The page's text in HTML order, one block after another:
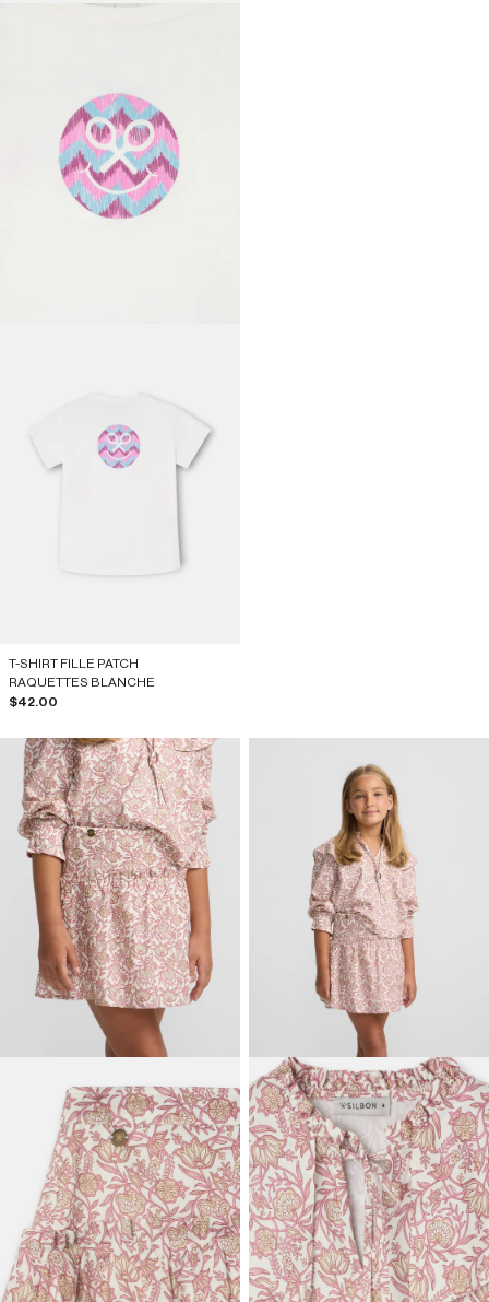
T-SHIRT FILLE PATCH
RAQUETTES BLANCHE
Prix de vente
$42.00